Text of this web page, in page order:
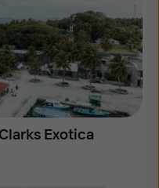
Exotica